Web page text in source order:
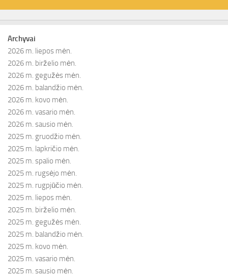
Archyvai
2026 m. liepos mėn.
2026 m. birželio mėn.
2026 m. gegužės mėn.
2026 m. balandžio mėn.
2026 m. kovo mėn.
2026 m. vasario mėn.
2026 m. sausio mėn.
2025 m. gruodžio mėn.
2025 m. lapkričio mėn.
2025 m. spalio mėn.
2025 m. rugsėjo mėn.
2025 m. rugpjūčio mėn.
2025 m. liepos mėn.
2025 m. birželio mėn.
2025 m. gegužės mėn.
2025 m. balandžio mėn.
2025 m. kovo mėn.
2025 m. vasario mėn.
2025 m. sausio mėn.